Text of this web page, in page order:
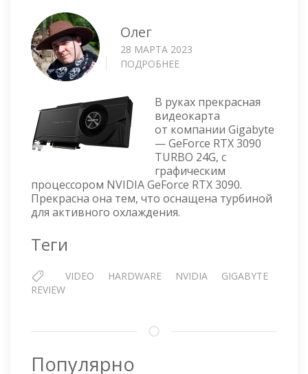
Олег
28 МАРТА 2023
ПОДРОБНЕЕ
RTX
3090
TURBO
24G
В руках прекрасная
видеокарта
от компании Gigabyte
— GeForce RTX 3090
TURBO 24G, с
графическим
процессором NVIDIA GeForce RTX 3090.
Прекрасна она тем, что оснащена турбиной
для активного охлаждения.
Теги
VIDEO HARDWARE NVIDIA
GIGABYTE
REVIEW
Популярно